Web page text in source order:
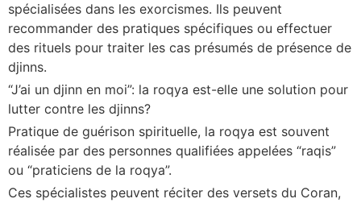
spécialisées dans les exorcismes. Ils peuvent
recommander des pratiques spécifiques ou effectuer
des rituels pour traiter les cas présumés de présence de
djinns.
“J’ai un djinn en moi”: la roqya est-elle une solution pour
lutter contre les djinns?
Pratique de guérison spirituelle, la roqya est souvent
réalisée par des personnes qualifiées appelées “raqis”
ou “praticiens de la roqya”.
Ces spécialistes peuvent réciter des versets du Coran,